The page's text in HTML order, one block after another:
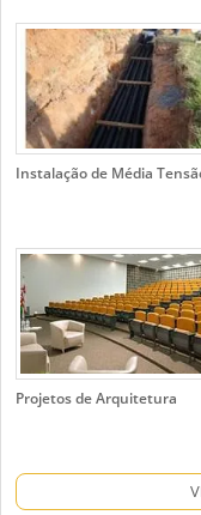
Instalação de Média
Projetos de Arquitetura